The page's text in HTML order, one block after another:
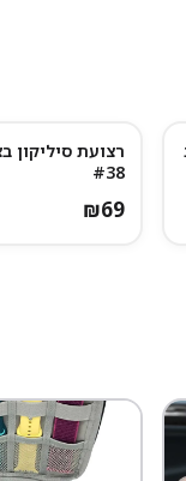
רצועת סיליקון
#38
₪69